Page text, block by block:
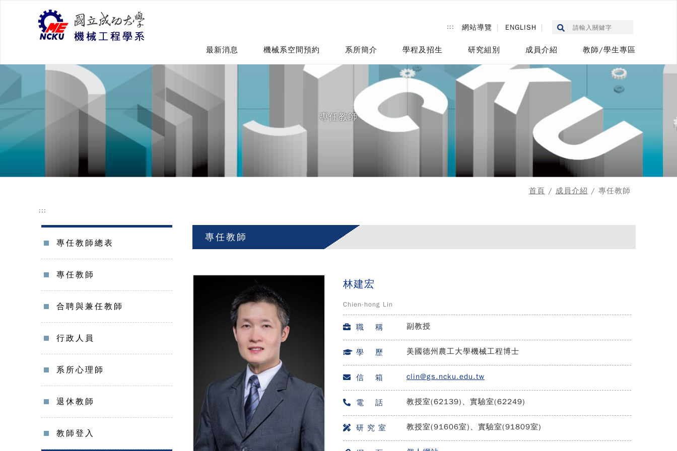
::: 網站導覽 ENGLISH
最新消息 機械系空間預約 系所簡介 學程及招生 研究組別 成員介紹 教師/學生專區
專任教師
首頁 / 成員介紹 / 專任教師
:::
專任教師總表
專任教師
合聘與兼任教師
行政人員
系所心理師
退休教師
教師登入
專任教師
林建宏
Chien-hong Lin
職 稱 副教授
學 歷 美國德州農工大學機械工程博士
信 箱 clin@gs.ncku.edu.tw
電 話 教授室(62139)、實驗室(62249)
研 究 室 教授室(91606室)、實驗室(91809室)